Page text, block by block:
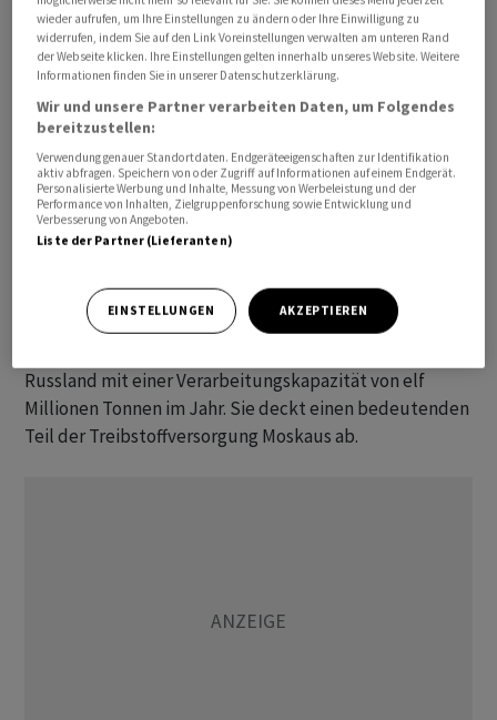
Umgebung ist bislang nichts bekannt.
Der ukrainische Präsident Wolodymyr Selenskyj
bestätigte in sozialen Netzwerken die Attacke auf die
Raffinerie. Er bezeichnete den Angriff als Teil der
ukrainischen «Langstrecken-Sanktionen». Das sei die
gerechte Antwort auf die ständigen russischen Schläge
gegen ukrainische Städte und Gemeinden, schrieb er.
Die Ölraffinerie im Südosten Moskaus gehört zu
Russland mit einer Verarbeitungskapazität von elf
Millionen Tonnen im Jahr. Sie deckt einen bedeutenden
Teil der Treibstoffversorgung Moskaus ab.
wieder aufrufen, um Ihre Einstellungen zu ändern oder Ihre Einwilligung zu
widerrufen, indem Sie auf den Link Voreinstellungen verwalten am unteren Rand
der Webseite klicken. Ihre Einstellungen gelten innerhalb unseres Website. Weitere
Informationen finden Sie in unserer Datenschutzerklärung.
Wir und unsere Partner verarbeiten Daten, um Folgendes
bereitzustellen:
Verwendung genauer Standortdaten. Endgeräteeigenschaften zur Identifikation
aktiv abfragen. Speichern von oder Zugriff auf Informationen auf einem Endgerät.
Personalisierte Werbung und Inhalte, Messung von Werbeleistung und der
Performance von Inhalten, Zielgruppenforschung sowie Entwicklung und
Verbesserung von Angeboten.
Liste der Partner (Lieferanten)
EINSTELLUNGEN AKZEPTIEREN